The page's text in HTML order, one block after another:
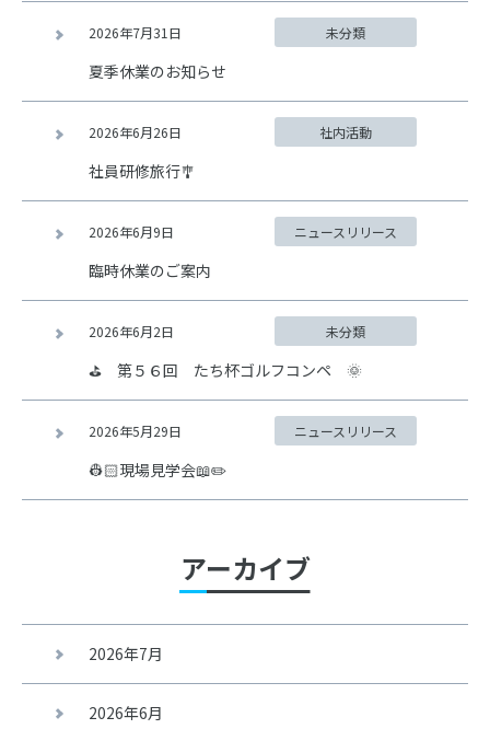
2026年7月31日 未分類
夏季休業のお知らせ
2026年6月26日 社内活動
社員研修旅行🎐
2026年6月9日 ニュースリリース
臨時休業のご案内
2026年6月2日 未分類
⛳ 第５６回 たち杯ゴルフコンペ 🌞
2026年5月29日 ニュースリリース
👷🏻現場見学会📖✏️
アーカイブ
2026年7月
2026年6月